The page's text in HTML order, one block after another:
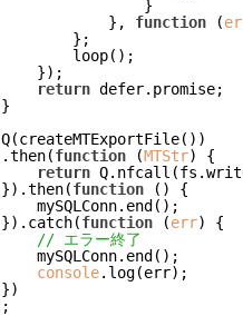
            },
function (
return defer.promise;
}
Q(createMTExportFile())
.then(function (MTStr) {
return
}).then(function ( ) {
    mySQLConn.end();
}).catch(function (err) {
// エラー終了
    mySQLConn.end();
console.log(err);
})
;